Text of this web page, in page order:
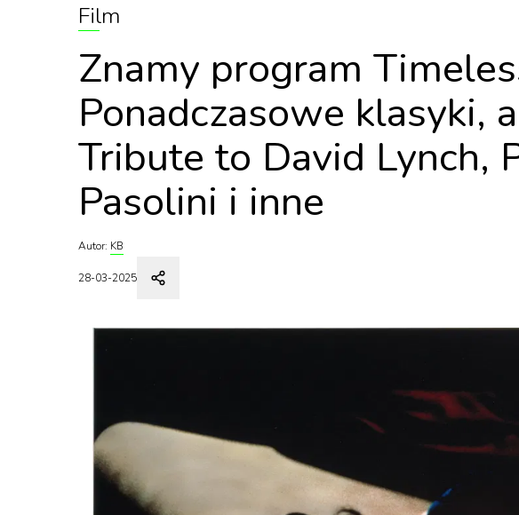
Film
Znamy program
Ponadczasowe klasyki,
Tribute to David Lynch,
Pasolini i inne
Autor: KB
28-03-2025